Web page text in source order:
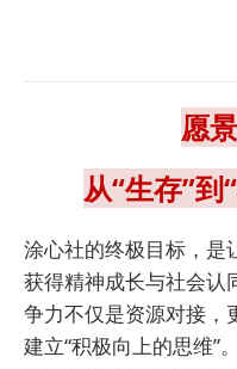
愿
从“生存”到
涂心社的终极目标，是
获得精神成长与社会认
争力不仅是资源对接，
建立“积极向上的思维”